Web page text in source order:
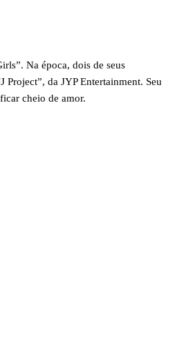
Na época, dois de seus
Project”, da JYP Entertainment. Seu
cheio de amor.